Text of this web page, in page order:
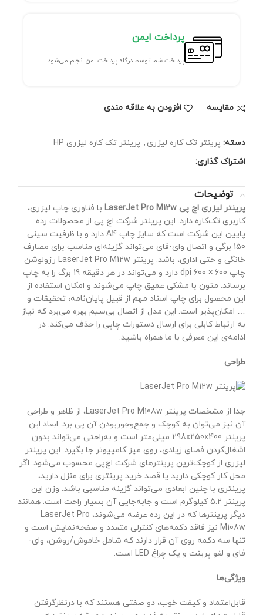
پرداخت ایمن
پرداخت شما توسط درگاه پرداخت امن انجام می‌شود
مقايسه افزودن به علاقه مندی
دسته: پرینتر تک کاره لیزری , پرینتر تک کاره لیزری HP
اشتراک گذاری:
توضیحات
پرینتر لیزری اچ پی LaserJet Pro M12w
با فناوری چاپ لیزری،
کاربری تک‌کاره دارد. این پرینتر شرکت اچ پی از محصولات رده
پایین این شرکت است که سایز چاپ A4 دارد و با ظرفیت سینی
150 برگی و اتصال وای-فای می‌تواند گزینه‌ای مناسب برای مصارف
خانگی و حتی اداری، باشد. پرینتر LaserJet Pro M12w رزولوشن
چاپ 600 × 600 dpi دارد و می‌تواند در هر دقیقه 19 برگ را به چاپ
برساند. متون با مشکی عمیق چاپ می‌شوند و امکان استفاده از
این محصول برای چاپ اسناد مهم از قبیل پایان‌نامه، تحقیقات و
… امکان‌پذیر است. این مدل از اتصال بی‌سیم بهره می‌برد که نیاز
به ارتباط کابلی برای ارسال دستورات چاپی را حذف می‌کند. در
ادامه‌ی این معرفی با ما همراه باشید.
طراحی
جدا از مشخصات پرینتر LaserJet Pro M108w، از ظاهر و طراحی
آن نیز می‌توان به کوچک و جمع‌وجوربودن آن پی برد. ابعاد این
پرینتر 298x250x400 میلی‌متر است و به‌راحتی می‌تواند بدون
اشغال‌کردن فضای زیادی، روی میز کامپیوتر جا بگیرد. این پرینتر
لیزری از کوچک‌ترین پرینترهای شرکت اچ‌پی محسوب می‌شود. اگر
محل کار کوچکی دارید یا قصد خرید پرینتری برای منزل دارید،
پرینتری با چنین ابعادی می‌تواند گزینه مناسبی باشد. وزن این
پرینتر 5.2 کیلوگرم است و جابه‌جایی آن بسیار راحت است. همانند
دیگر پرینترها که در این رده عرضه می‌شوند، LaserJet Pro
M108w نیز فاقد دکمه‌های کنترلی متعدد و صفحه‌نمایش است و
تنها سه دکمه روی آن قرار دارند که شامل خاموش/روشن، وای-
فای و لغو پرینت و یک چراغ LED است.
ویژگی‌ها
قابل‌اعتماد و کیفت خوب، دو صفتی هستند که با درنظرگرفتن